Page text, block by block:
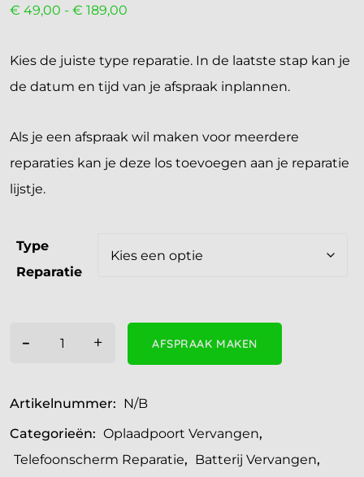
€ 49,00 - € 189,00
Kies de juiste type reparatie. In de laatste stap kan je
de datum en tijd van je afspraak inplannen.
Als je een afspraak wil maken voor meerdere
reparaties kan je deze los toevoegen aan je reparatie
lijstje.
Type
Reparatie
- + AFSPRAAK MAKEN
Artikelnummer: N/B
Categorieën: Oplaadpoort Vervangen,
Telefoonscherm Reparatie, Batterij Vervangen,